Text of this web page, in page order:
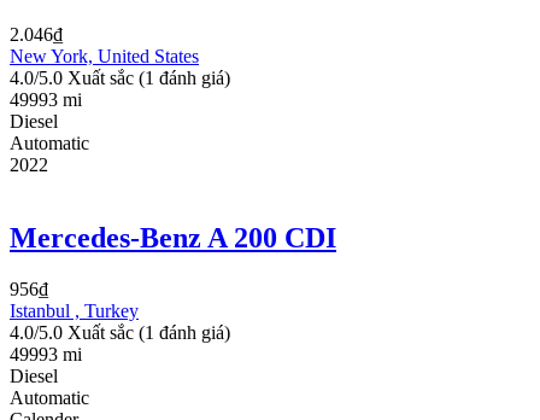
2.046₫
New York, United States
4.0/5.0 Xuất sắc (1 đánh giá)
49993 mi
Diesel
Automatic
2022
Mercedes-Benz A 200 CDI
956₫
Istanbul , Turkey
4.0/5.0 Xuất sắc (1 đánh giá)
49993 mi
Diesel
Automatic